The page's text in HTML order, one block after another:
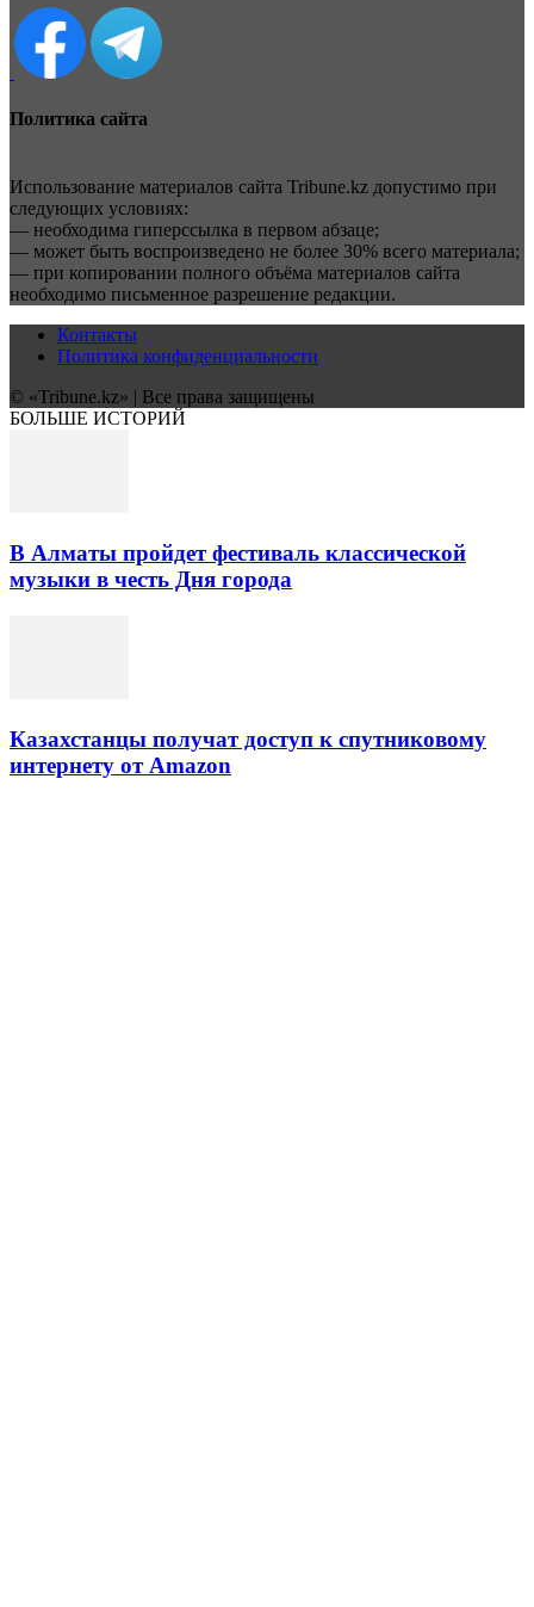
Политика сайта
Использование материалов сайта Tribune.kz допустимо при
следующих условиях:
— необходима гиперссылка в первом абзаце;
— может быть воспроизведено не более 30% всего материала;
— при копировании полного объёма материалов сайта
необходимо письменное разрешение редакции.
Контакты
Политика конфиденциальности
© «Tribune.kz» | Все права защищены
БОЛЬШЕ ИСТОРИЙ
В Алматы пройдет фестиваль классической
музыки в честь Дня города
Казахстанцы получат доступ к спутниковому
интернету от Amazon